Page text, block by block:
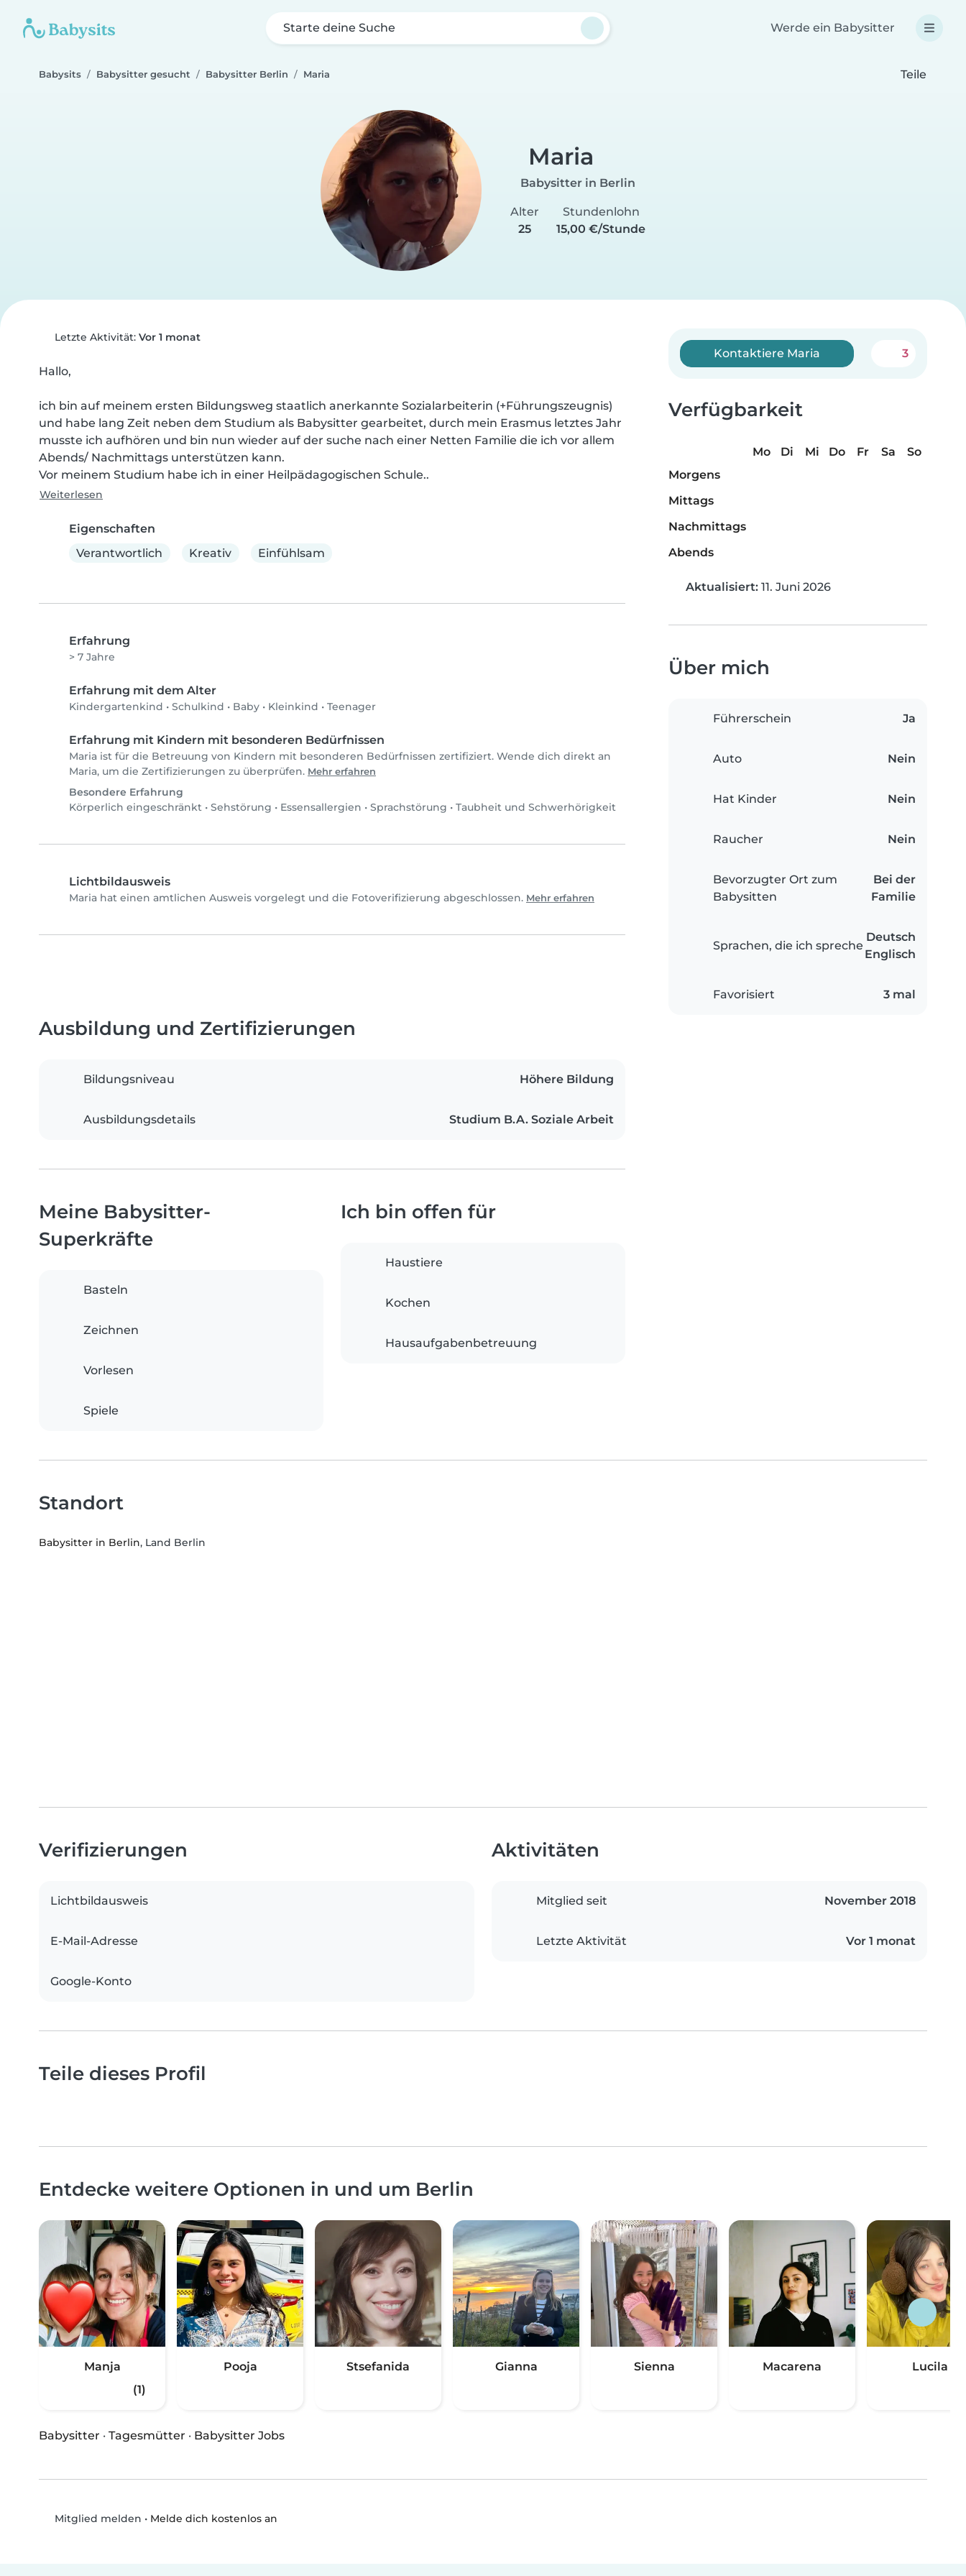
Starte deine Suche Werde ein Babysitter
Babysits Babysitter gesucht Babysitter Berlin Maria Teile
Maria
Babysitter in Berlin
Alter
25
Stundenlohn
15,00 €/Stunde
Letzte Aktivität: Vor 1 monat
Hallo,
ich bin auf meinem ersten Bildungsweg staatlich anerkannte Sozialarbeiterin (+Führungszeugnis)
und habe lang Zeit neben dem Studium als Babysitter gearbeitet, durch mein Erasmus letztes Jahr
musste ich aufhören und bin nun wieder auf der suche nach einer Netten Familie die ich vor allem
Abends/ Nachmittags unterstützen kann.
Vor meinem Studium habe ich in einer Heilpädagogischen Schule..
Weiterlesen
Eigenschaften
Verantwortlich
Kreativ Einfühlsam
Erfahrung
> 7 Jahre
Erfahrung mit dem Alter
Kindergartenkind • Schulkind • Baby • Kleinkind • Teenager
Erfahrung mit Kindern mit besonderen Bedürfnissen
Maria ist für die Betreuung von Kindern mit besonderen Bedürfnissen zertifiziert. Wende dich direkt an
Maria, um die Zertifizierungen zu überprüfen. Mehr erfahren
Besondere Erfahrung
Körperlich eingeschränkt • Sehstörung • Essensallergien • Sprachstörung • Taubheit und Schwerhörigkeit
Lichtbildausweis
Maria hat einen amtlichen Ausweis vorgelegt und die Fotoverifizierung abgeschlossen. Mehr erfahren
Kontaktiere Maria 3
Verfügbarkeit
Mo Di Mi Do Fr Sa
So
Morgens
Mittags
Nachmittags
Abends
Aktualisiert: 11. Juni 2026
Über mich
Führerschein Ja
Auto Nein
Hat Kinder Nein
Raucher Nein
Bevorzugter Ort zum
Babysitten
Bei der
Familie
Sprachen, die ich spreche
Deutsch
Englisch
Favorisiert 3 mal
Ausbildung und Zertifizierungen
Bildungsniveau Höhere Bildung
Ausbildungsdetails Studium B.A. Soziale Arbeit
Meine Babysitter-
Superkräfte
Basteln
Zeichnen
Vorlesen
Spiele
Ich bin offen für
Haustiere
Kochen
Hausaufgabenbetreuung
Standort
Babysitter in Berlin, Land Berlin
Verifizierungen
Lichtbildausweis
E-Mail-Adresse
Google-Konto
Aktivitäten
Mitglied seit November 2018
Letzte Aktivität Vor 1 monat
Teile dieses Profil
Entdecke weitere Optionen in und um Berlin
Manja
(1)
Pooja Stsefanida Gianna Sienna Macarena Lucila
Babysitter · Tagesmütter · Babysitter Jobs
Mitglied melden • Melde dich kostenlos an